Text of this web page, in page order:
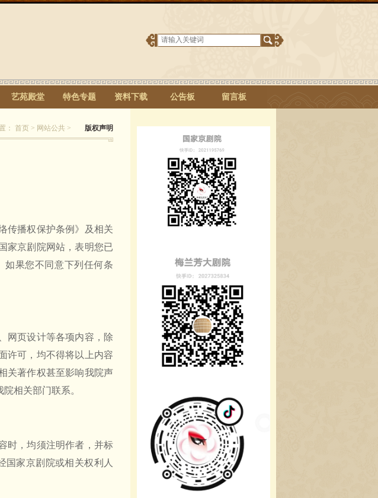
艺苑殿堂 特色专题 资料下载 公告板 留言板
： 首页 > 网站公共 > 版权声明
传播权保护条例》及相关
家京剧院网站，表明您已
如果您不同意下列任何条
网页设计等各项内容，除
许可，均不得将以上内容
关著作权甚至影响我院声
相关部门联系。
时，均须注明作者，并标
国家京剧院或相关权利人